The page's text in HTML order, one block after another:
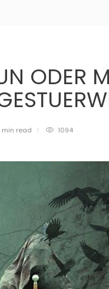
ODER
min read 1094